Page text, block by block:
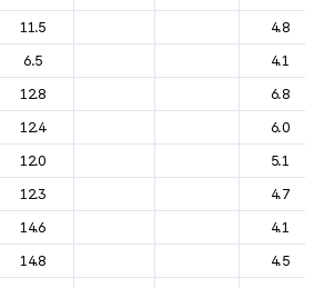
11.5
4.8
6.5
4.1
12.8
6.8
12.4
6.0
12.0
5.1
12.3
4.7
14.6
4.1
14.8
4.5